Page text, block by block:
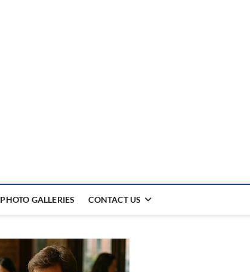
PHOTO GALLERIES CONTACT US